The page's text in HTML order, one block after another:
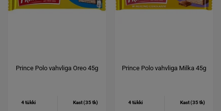
Prince Polo vahvliga Oreo 45g
4 tükki Kast (35 tk)
Prince Polo vahvliga Milka 45g
4 tükki Kast (35 tk)